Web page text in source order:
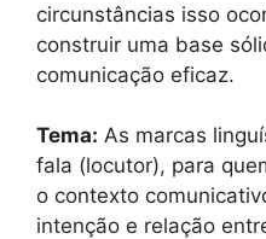
circunstâncias isso
construir uma base
comunicação eficaz.
Tema: As marcas
fala (locutor), para
o contexto
intenção e relação